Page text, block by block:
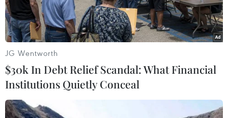
JG Wentworth
$30k In Debt Relief Scandal: What Financial
Institutions Quietly Conceal